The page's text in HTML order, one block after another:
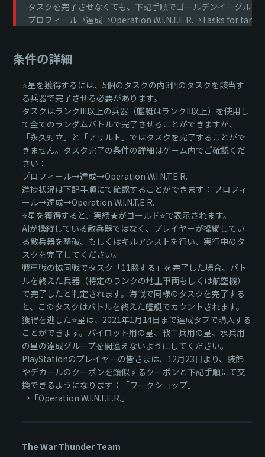
タスクを完了させなくても、下記手順でゴールデンイーグル
プロフィール→達成→Operation W.I.N.T.E.R.→Tasks for
条件の詳細
⭐星を獲得するには、5個のタスクの内3個のタスクを該当す
る兵器で完了させる必要があります。
タスクはランクIII以上の兵器（艦艇はランクII以上）を使用し
て全てのランダムバトルで完了させることができますが、
「永久対立」と「アサルト」ではタスクを完了することがで
きません。タスク完了の条件の詳細はゲーム内でご確認くだ
さい：
プロフィール→達成→Operation W.I.N.T.E.R.
進捗状況は下記手順にて確認することができます： プロフィ
ール→達成→Operation W.I.N.T.E.R.
⭐星を獲得すると、実績★がゴールド⭐で表示されます。
AIが操縦している敵兵器ではなく、プレイヤーが操縦してい
る敵兵器を撃破、もしくはキルアシストを行い、実行中のタ
スクを完了してください。
戦車戦の協同戦でタスク「11勝する」を完了した場合、バト
ルを終えた兵器（特定のランクの地上車両もしくは航空機）
で完了したと判定されます。海戦で同様のタスクを完了する
と、このタスクはバトルを終えた艦艇でカウントされます。
獲得を逃した⭐星は、2021年1月14日まで達成タブで購入する
ことができます。パイロット用の星、戦車兵用の星、水兵用
の星の達成グループを間違えないようにしてください。
PlayStationのプレイヤーの皆さまは、12月23日より、装飾
やデカールのクーポンを類似するクーポンと下記手順にて交
換できるようになります：「ワークショップ」
→「Operation W.I.N.T.E.R.」
The War Thunder Team